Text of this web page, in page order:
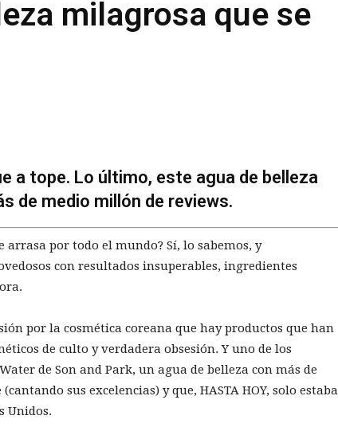
milagrosa que se
a tope. Lo último, este agua de belleza
de medio millón de reviews.
arrasa por todo el mundo? Sí, lo sabemos, y
con resultados insuperables, ingredientes
por la cosmética coreana que hay productos que han
de culto y verdadera obsesión. Y uno de los
de Son and Park, un agua de belleza con más de
sus excelencias) y que, HASTA HOY, solo estaba
Unidos.